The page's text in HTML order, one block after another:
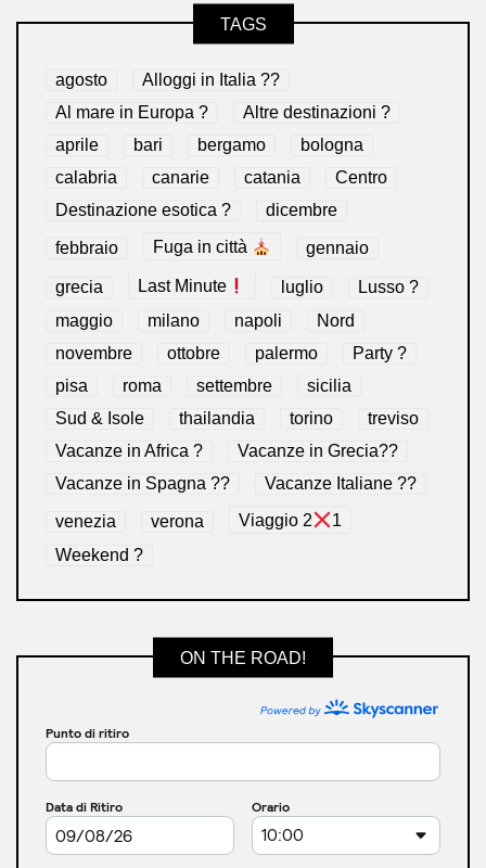
TAGS
agosto
Alloggi in Italia ??
Al mare in Europa ?️
Altre destinazioni ?
aprile
bari bergamo
bologna
calabria
canarie catania
Centro
Destinazione esotica ?
dicembre
febbraio Fuga in città gennaio
grecia Last Minute luglio
Lusso ?
maggio
milano napoli
Nord
novembre
ottobre palermo
Party ?
pisa
roma settembre
sicilia
Sud & Isole
thailandia torino
treviso
Vacanze in Africa ?
Vacanze in Grecia??
Vacanze in Spagna ??
Vacanze Italiane ??
venezia verona Viaggio 2
1
Weekend ?
ON THE ROAD!